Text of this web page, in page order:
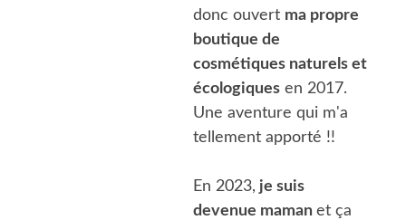
donc ouvert ma propre
boutique de
cosmétiques naturels et
écologiques en 2017.
Une aventure qui m'a
tellement apporté !!
En 2023, je suis
devenue maman et ça